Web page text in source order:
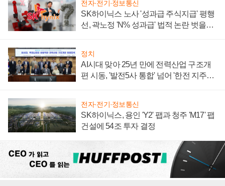
전자·전기·정보통신
SK하이닉스 노사 '성과급 주식지급' 평행
선, 곽노정 'N% 성과급' 법적 논란 벗을지
정치
AI시대 맞아 25년 만에 전력산업 구조개
편 시동, '발전5사 통합' 넘어 '한전 지주사'
전자·전기·정보통신
SK하이닉스, 용인 'Y2' 팹과 청주 'M17' 팹
건설에 54조 투자 결정